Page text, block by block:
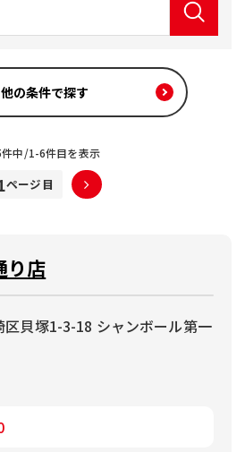
他の条件で探す
中/1-6件目を表示
り店
貝塚1-3-18 シャンボール第一